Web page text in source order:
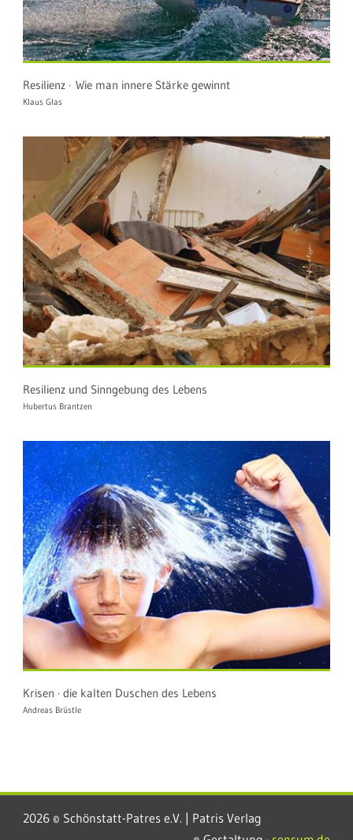
Resilienz · Wie man innere Stärke gewinnt
Klaus Glas
Resilienz und Sinngebung des Lebens
Hubertus Brantzen
Krisen · die kalten Duschen des Lebens
Andreas Brüstle
2026 © Schönstatt-Patres e.V. | Patris Verlag